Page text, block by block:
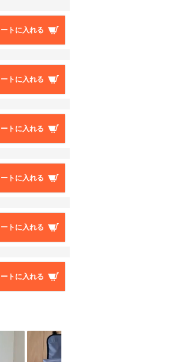
トに入れる
トに入れる
トに入れる
トに入れる
トに入れる
トに入れる